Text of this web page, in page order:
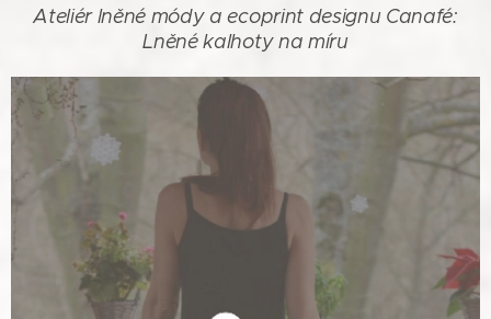
Ateliér lněné módy a ecoprint designu Canafé:
Lněné kalhoty na míru